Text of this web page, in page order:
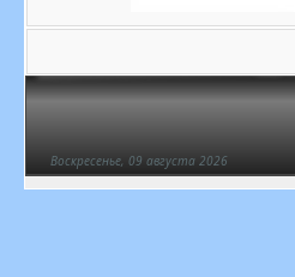
Воскресенье, 09 августа 2026